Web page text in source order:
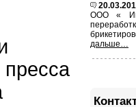
пресса
ООО «
дальше…